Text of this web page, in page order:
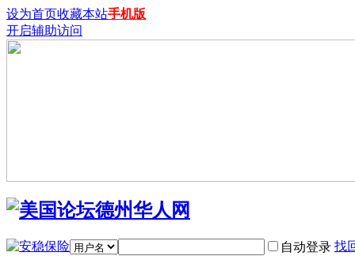
设为首页收藏本站手机版
开启辅助访问
自动登录 找